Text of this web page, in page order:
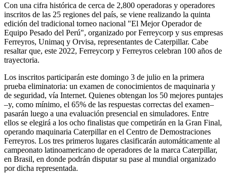
Con una cifra histórica de cerca de 2,800 operadoras y operadores
inscritos de las 25 regiones del país, se viene realizando la quinta
edición del tradicional torneo nacional "El Mejor Operador de
Equipo Pesado del Perú", organizado por Ferreycorp y sus empresas
Ferreyros, Unimaq y Orvisa, representantes de Caterpillar. Cabe
resaltar que, este 2022, Ferreycorp y Ferreyros celebran 100 años de
trayectoria.
Los inscritos participarán este domingo 3 de julio en la primera
prueba eliminatoria: un examen de conocimientos de maquinaria y
de seguridad, vía Internet. Quienes obtengan los 50 mejores puntajes
–y, como mínimo, el 65% de las respuestas correctas del examen–
pasarán luego a una evaluación presencial en simuladores. Entre
ellos se elegirá a los ocho finalistas que competirán en la Gran Final,
operando maquinaria Caterpillar en el Centro de Demostraciones
Ferreyros. Los tres primeros lugares clasificarán automáticamente al
campeonato latinoamericano de operadores de la marca Caterpillar,
en Brasil, en donde podrán disputar su pase al mundial organizado
por dicha representada.